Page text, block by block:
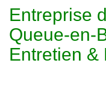
Entreprise
Queue-en-
Entretien &